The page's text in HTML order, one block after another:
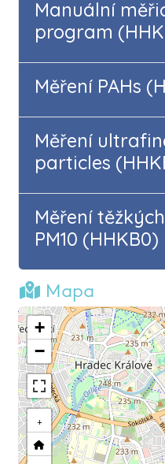
Manuální
program
Měření PAHs
Měření
particles
Měření
PM10 (HHKB0)
Mapa
+
−
+